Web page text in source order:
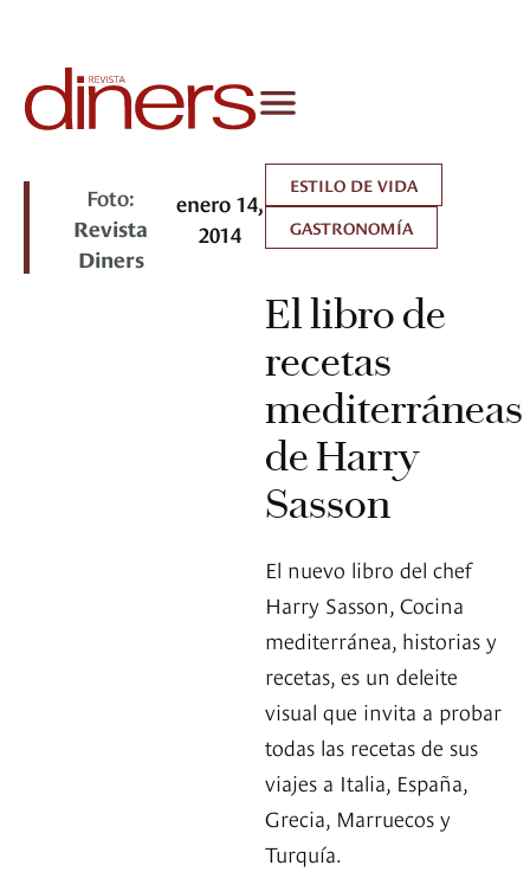
Foto:
Revista
Diners
enero 14,
2014
ESTILO DE VIDA
GASTRONOMÍA
El libro de
recetas
mediterráneas
de Harry
Sasson
El nuevo libro del chef
Harry Sasson, Cocina
mediterránea, historias y
recetas, es un deleite
visual que invita a probar
todas las recetas de sus
viajes a Italia, España,
Grecia, Marruecos y
Turquía.